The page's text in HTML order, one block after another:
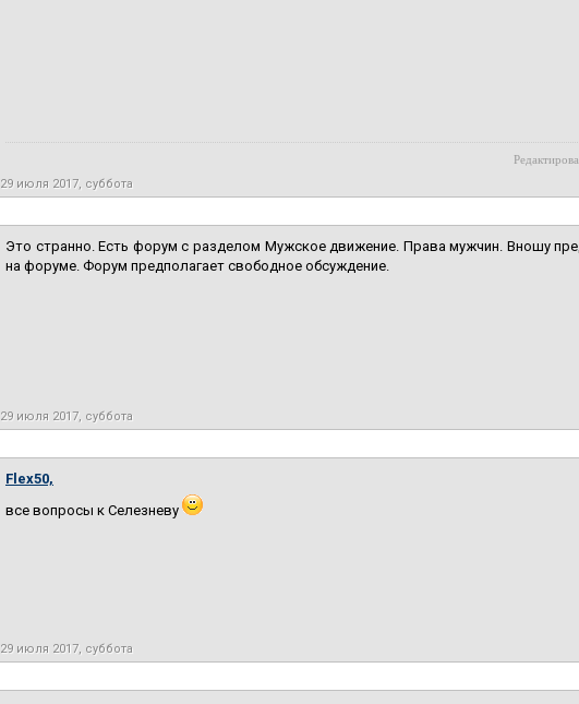
29 июля 2017, суббота
Это странно. Есть форум с разделом Мужское движение. Права мужчин. Вношу
на форуме. Форум предполагает свободное обсуждение.
29 июля 2017, суббота
Flex50,
все вопросы к Селезневу
29 июля 2017, суббота